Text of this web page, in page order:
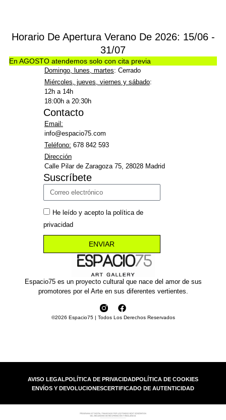
Espacio75 es un proyecto cultural que nace del amor de sus
promotores por el Arte en sus diferentes vertientes.
©2026 Espacio75 | Todos Los Derechos Reservados
Horario De Apertura Verano De 2026: 15/06 -
31/07
En AGOSTO atendemos solo con cita previa
Domingo, lunes, martes: Cerrado
Miércoles, jueves, viernes y sábado:
12h a 14h
18:00h a 20:30h
Contacto
Email:
info@espacio75.com
Teléfono: 678 842 593
Dirección
Calle Pilar de Zaragoza 75, 28028 Madrid
Suscríbete
He leído y acepto la política de
privacidad
ENVIAR
AVISO LEGALPOLÍTICA DE PRIVACIDADPOLÍTICA DE COOKIES
ENVÍOS Y DEVOLUCIONESCERTIFICADO DE AUTENTICIDAD